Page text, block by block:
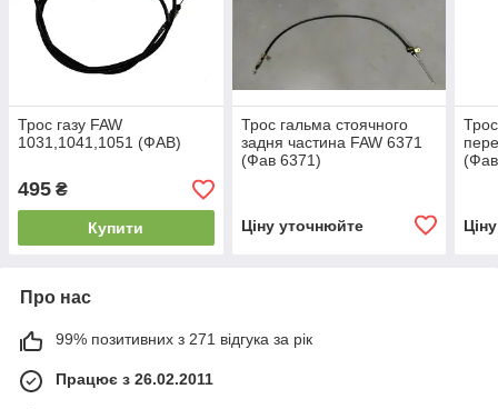
Трос газу FAW
1031,1041,1051 (ФАВ)
495 ₴
Купити
Трос гальма стоячного
задня частина FAW 6371
(Фав 6371)
Ціну уточнюйте
Про нас
99% позитивних з 271 відгука за рік
Працює з 26.02.2011